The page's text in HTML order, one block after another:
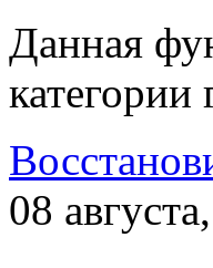
Данная
категории
08